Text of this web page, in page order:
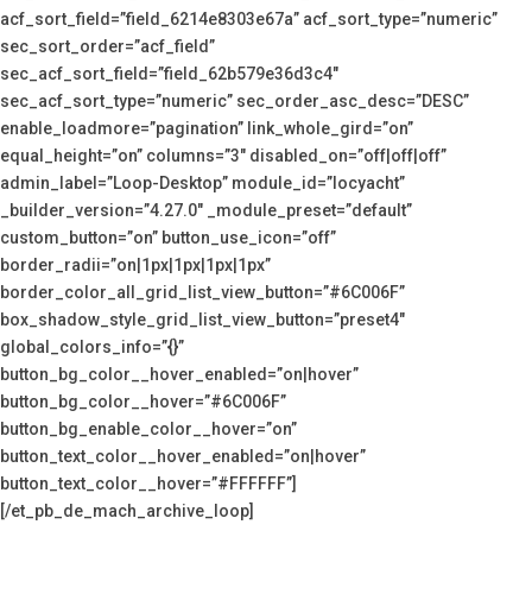
acf_sort_field=”field_6214e8303e67a” acf_sort_type=”numeric”
sec_sort_order=”acf_field”
sec_acf_sort_field=”field_62b579e36d3c4″
sec_acf_sort_type=”numeric” sec_order_asc_desc=”DESC”
enable_loadmore=”pagination” link_whole_gird=”on”
equal_height=”on” columns=”3″ disabled_on=”off|off|off”
admin_label=”Loop-Desktop” module_id=”locyacht”
_builder_version=”4.27.0″ _module_preset=”default”
custom_button=”on” button_use_icon=”off”
border_radii=”on|1px|1px|1px|1px”
border_color_all_grid_list_view_button=”#6C006F”
box_shadow_style_grid_list_view_button=”preset4″
global_colors_info=”{}”
button_bg_color__hover_enabled=”on|hover”
button_bg_color__hover=”#6C006F”
button_bg_enable_color__hover=”on”
button_text_color__hover_enabled=”on|hover”
button_text_color__hover=”#FFFFFF”]
[/et_pb_de_mach_archive_loop]